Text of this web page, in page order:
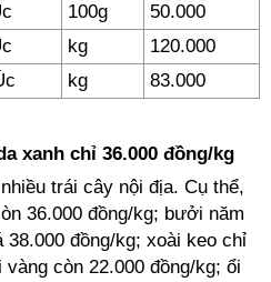
100g
50.000
kg
120.000
kg 83.000
xanh chỉ 36.000 đồng/kg
trái cây nội địa. Cụ thể,
36.000 đồng/kg; bưởi năm
đồng/kg; xoài keo chỉ
còn 22.000 đồng/kg; ổi